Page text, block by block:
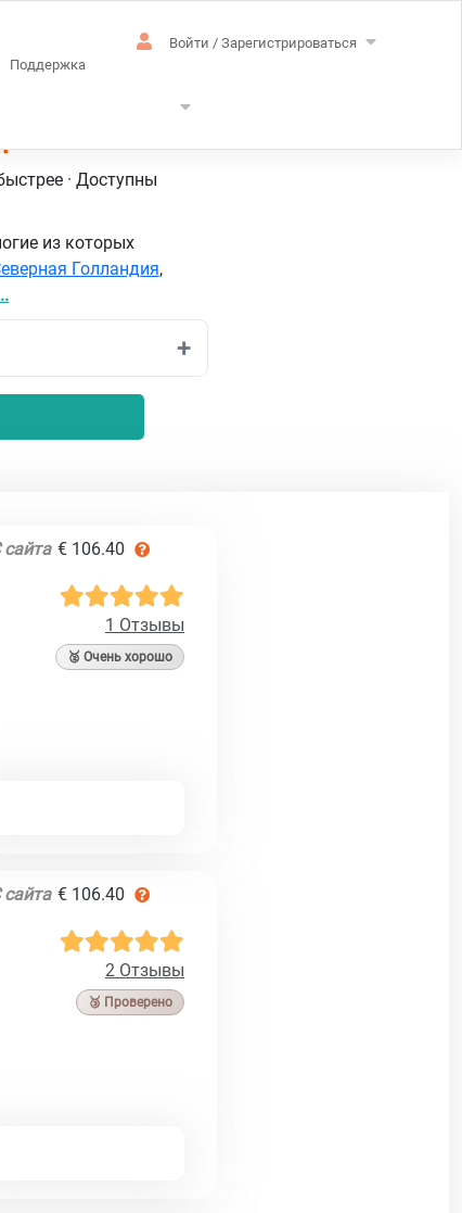
Поддержка
Войти / Зарегистрироваться
· Доступны
из которых
Голландия,
сайта € 106.40
1 Отзывы
🥈 Очень хорошо
сайта € 106.40
2 Отзывы
🥉 Проверено